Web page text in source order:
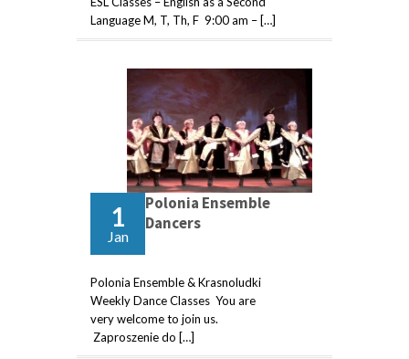
Language M, T, Th, F 9:00 am – […]
1
Jan
Polonia Ensemble
Dancers
Polonia Ensemble & Krasnoludki
Weekly Dance Classes You are
very welcome to join us.
Zaproszenie do […]